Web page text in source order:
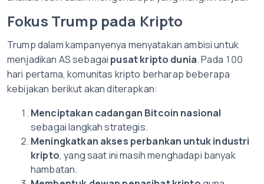
Fokus Trump pada Kripto
Trump dalam kampanyenya menyatakan ambisi untuk
menjadikan AS sebagai pusat kripto dunia. Pada 100
hari pertama, komunitas kripto berharap beberapa
kebijakan berikut akan diterapkan:
Menciptakan cadangan Bitcoin nasional
sebagai langkah strategis.
Meningkatkan akses perbankan untuk industri
kripto, yang saat ini masih menghadapi banyak
hambatan.